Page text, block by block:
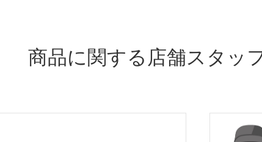
商品に関する店舗スタッ